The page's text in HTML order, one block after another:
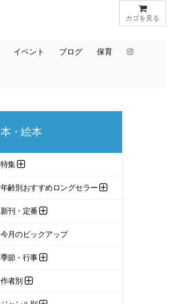
カゴを見る
イベント ブログ 保育
本・絵本
特集
年齢別おすすめロングセラー
新刊・定番
今月のピックアップ
季節・行事
作者別